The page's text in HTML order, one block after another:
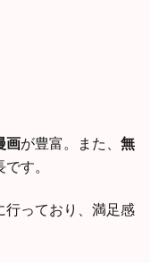
画が豊富。また、 無
す。
行っており、満足感